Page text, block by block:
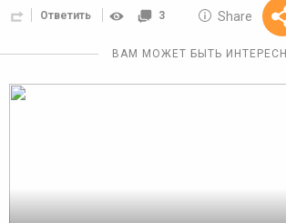
Ответить 3 Share
Reward
10 GOLOS
ВАМ МОЖЕТ БЫТЬ